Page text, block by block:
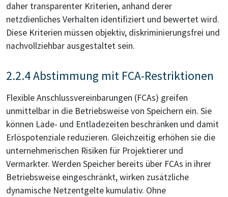
daher transparenter Kriterien, anhand derer
netzdienliches Verhalten identifiziert und bewertet wird.
Diese Kriterien müssen objektiv, diskriminierungsfrei und
nachvollziehbar ausgestaltet sein.
2.2.4 Abstimmung mit FCA-Restriktionen
Flexible Anschlussvereinbarungen (FCAs) greifen
unmittelbar in die Betriebsweise von Speichern ein. Sie
können Lade- und Entladezeiten beschränken und damit
Erlöspotenziale reduzieren. Gleichzeitig erhöhen sie die
unternehmerischen Risiken für Projektierer und
Vermarkter. Werden Speicher bereits über FCAs in ihrer
Betriebsweise eingeschränkt, wirken zusätzliche
dynamische Netzentgelte kumulativ. Ohne